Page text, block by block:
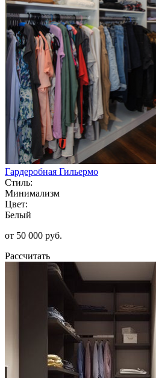
Гардеробная Гильермо
Стиль:
Минимализм
Цвет:
Белый
от 50 000 руб.
Рассчитать